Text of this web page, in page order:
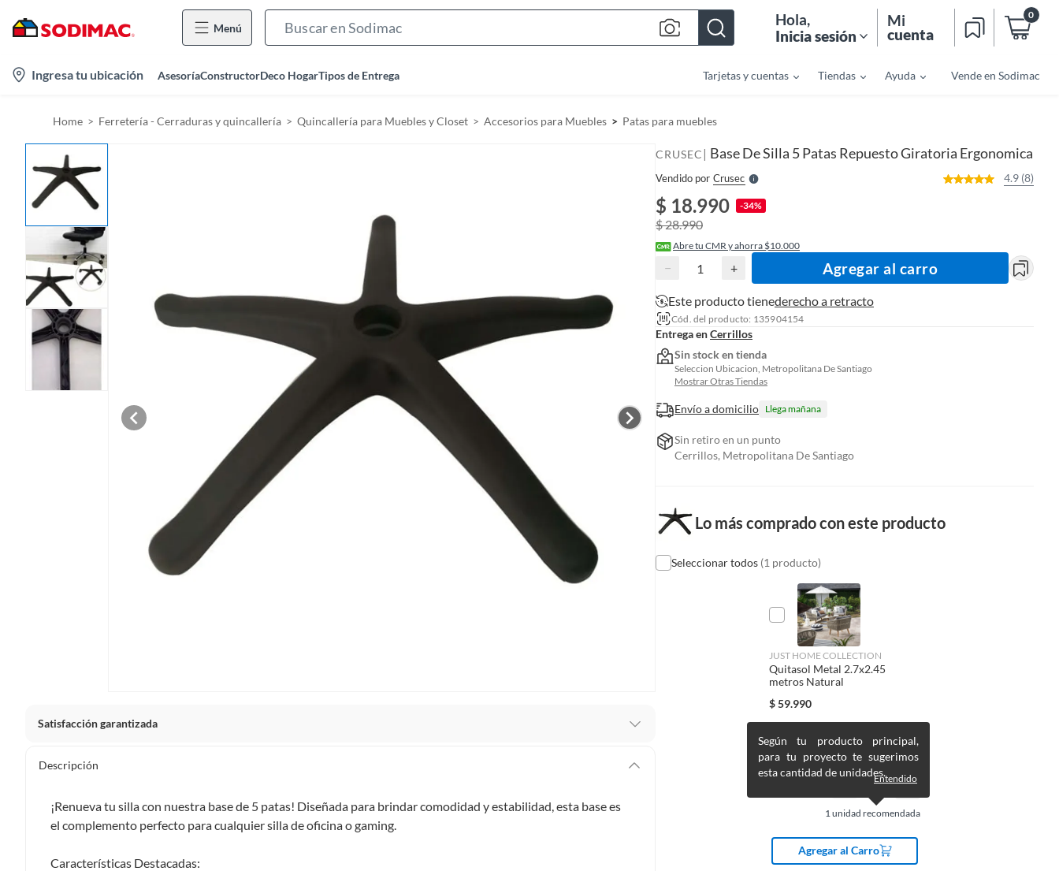
Menú
h
Hola,
Inicia sesión
Mi
cuenta
0
Ingresa tu ubicación AsesoríaConstructorDeco HogarTipos de Entrega Tarjetas y cuentas Tiendas Ayuda Vende en Sodimac
Home Ferretería - Cerraduras y quincallería Quincallería para Muebles y Closet Accesorios para Muebles Patas para muebles
Satisfacción garantizada
Debe estar en perfecto estado, con todas sus etiquetas, sellos intactos y sin uso, tal como te lo entregamos. Ten
Productos que, por su naturaleza, no puedan ser devueltos, puedan deteriorarse o caducar con rapidez.
De uso personal.
Descripción
¡Renueva tu silla con nuestra base de 5 patas! Diseñada para brindar comodidad y estabilidad, esta base es
el complemento perfecto para cualquier silla de oficina o gaming.
Características Destacadas:
CRUSEC | Base De Silla 5 Patas Repuesto Giratoria Ergonomica
Vendido por CrusecS
l
l
4.9 (8)
$ 18.990 -34%
$ 28.990
Abre tu CMR y ahorra $10.000
− + Agregar al carro
Este producto tienederecho a retracto
Cód. del producto: 135904154
Entrega enCerrillos
Sin stock en tienda
Seleccion Ubicacion, Metropolitana De Santiago
Mostrar Otras Tiendas
Envío a domicilio Llega mañana
Sin retiro en un punto
Cerrillos, Metropolitana De Santiago
Lo más comprado con este producto
Seleccionar todos (1 producto)
JUST HOME COLLECTION
Quitasol Metal 2.7x2.45
metros Natural
$59.990
1 unidad recomendada
Según tu producto principal,
para tu proyecto te sugerimos
esta cantidad de unidades.Entendido
Agregar al Carro